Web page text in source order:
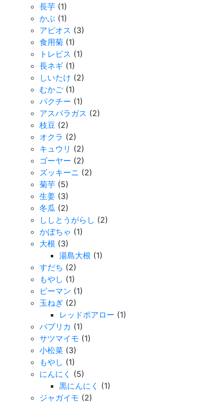
長芋 (1)
かぶ (1)
アピオス (3)
食用菊 (1)
トレビス (1)
長ネギ (1)
しいたけ (2)
むかご (1)
パクチー (1)
アスパラガス (2)
枝豆 (2)
オクラ (2)
キュウリ (2)
ゴーヤー (2)
ズッキーニ (2)
菊芋 (5)
生姜 (3)
冬瓜 (2)
ししとうがらし (2)
かぼちゃ (1)
大根 (3)
湯島大根 (1)
すだち (2)
もやし (1)
ピーマン (1)
玉ねぎ (2)
レッドポアロー (1)
パプリカ (1)
サツマイモ (1)
小松菜 (3)
もやし (1)
にんにく (5)
黒にんにく (1)
ジャガイモ (2)